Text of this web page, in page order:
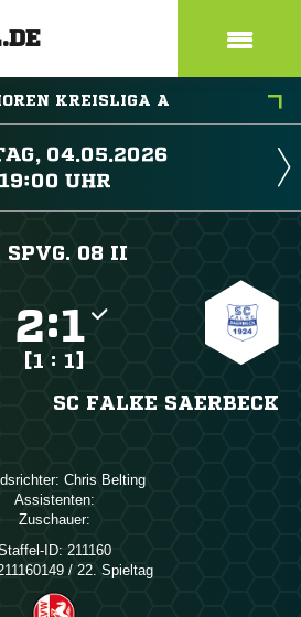
KREISLIGA A

 
SPVG. 08 II
:
[1 : 1]
SC FALKE SAERBECK
 
Assistenten:
Zuschauer:
ID: 211160
/ 22. Spieltag